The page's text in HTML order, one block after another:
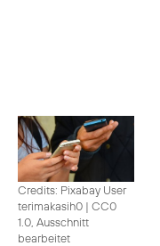
Credits: Pixabay User
terimakasih0 | CC0
1.0, Ausschnitt
bearbeitet